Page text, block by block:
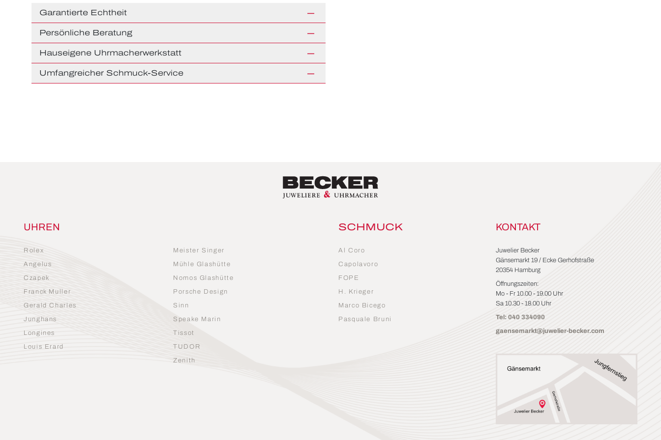
Garantierte Echtheit
Persönliche Beratung
Hauseigene Uhrmacherwerkstatt
Umfangreicher Schmuck-Service
UHREN
Rolex
Angelus
Czapek
Franck Muller
Gerald Charles
Junghans
Longines
Louis Erard
Meister Singer
Mühle Glashütte
Nomos Glashütte
Porsche Design
Sinn
Speake Marin
Tissot
TUDOR
Zenith
SCHMUCK
Al Coro
Capolavoro
FOPE
H. Krieger
Marco Bicego
Pasquale Bruni
KONTAKT
Juwelier Becker
Gänsemarkt 19 / Ecke Gerhofstraße
20354 Hamburg
Öffnungszeiten:
Mo - Fr 10.00 - 19.00 Uhr
Sa 10.30 - 18.00 Uhr
Tel: 040 334090
gaensemarkt@juwelier-becker.com